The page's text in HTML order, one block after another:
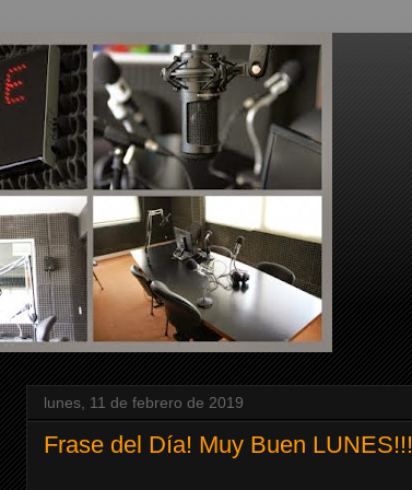
lunes, 11 de febrero de 2019
Frase del Día! Muy Buen LUNES!!!